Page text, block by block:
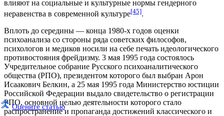
Оцените статью
влияют на социальные и культурные нормы гендерного
неравенства в современной культуре[45].
Вплоть до середины — конца 1980-х годов оценки
психоанализа со стороны ряда советских философов,
психологов и медиков носили на себе печать идеологического
противостояния фрейдизму. 3 мая 1995 года состоялось
Учредительное собрание Русского психоаналитического
общества (РПО), президентом которого был выбран Арон
Исаакович Белкин, а 25 мая 1995 года Министерство юстиции
Российской Федерации выдало свидетельство о регистрации
РПО, основной целью деятельности которого стало
распространение и пропаганда достижений классического и